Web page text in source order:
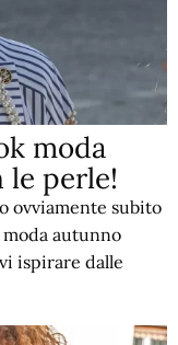
moda
le perle!
ovviamente subito
autunno
ispirare dalle